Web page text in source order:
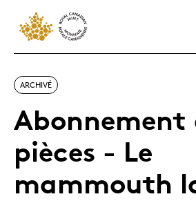
ARCHIVÉ
Abonnement
pièces - Le
mammouth